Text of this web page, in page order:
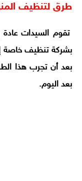
طرق لتنظيف
تقوم السيدات عادة
بشركة تنظيف خاصة
بعد أن تجرب هذا
بعد اليوم.